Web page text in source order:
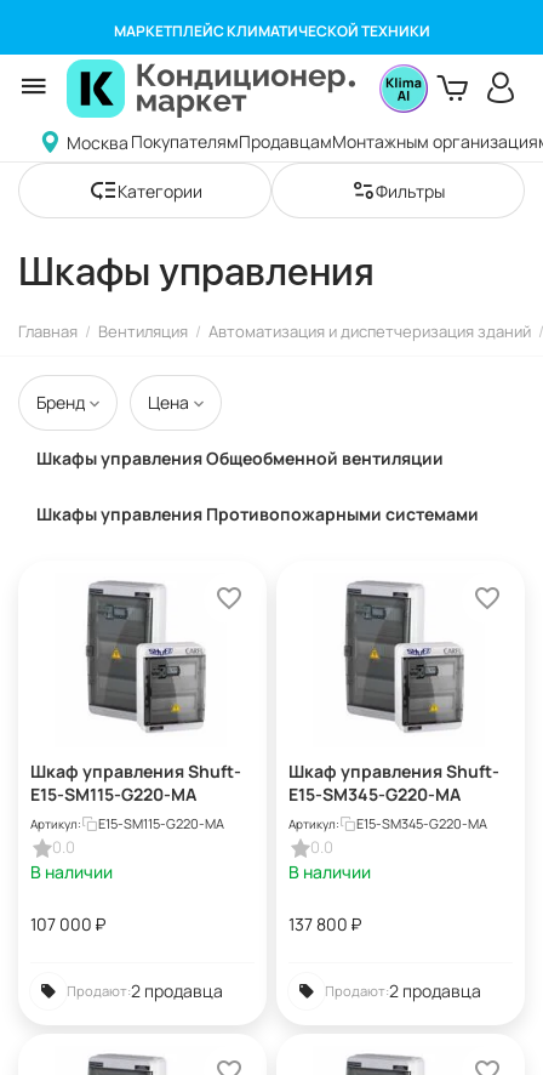
МАРКЕТПЛЕЙС КЛИМАТИЧЕСКОЙ ТЕХНИКИ
Москва ПокупателямПродавцамМонтажным
Категории Фильтры
Шкафы управления
Главная / Вентиляция / Автоматизация и диспетчеризация зданий /
Бренд Цена
Шкафы управления Общеобменной вентиляции
Шкафы управления Противопожарными системами
Шкаф управления Shuft-
E15-SM115-G220-MA
Артикул: E15-SM115-G220-MA
0.0
В наличии
107 000 ₽
Продают:2 продавца
Шкаф управления Shuft-
E15-SM345-G220-MA
Артикул: E15-SM345-G220-MA
0.0
В наличии
137 800 ₽
Продают:2 продавца